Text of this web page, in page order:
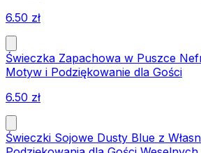
6.50 zł
Świeczka Zapachowa w Puszce
Motyw i Podziękowanie dla Gości
6.50 zł
Świeczki Sojowe Dusty Blue z